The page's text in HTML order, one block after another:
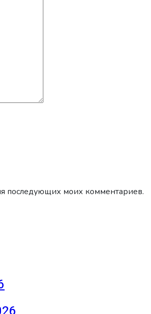
последующих моих комментариев.